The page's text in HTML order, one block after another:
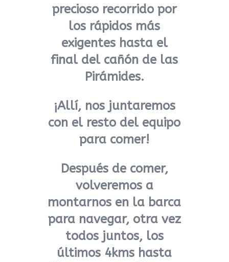
precioso recorrido por
los rápidos más
exigentes hasta el
final del cañón de las
Pirámides.
¡Allí, nos juntaremos
con el resto del equipo
para comer!
Después de comer,
volveremos a
montarnos en la barca
para navegar, otra vez
todos juntos, los
últimos 4kms hasta